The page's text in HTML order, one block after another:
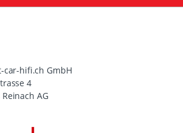
car-hifi.ch GmbH
4
Reinach AG